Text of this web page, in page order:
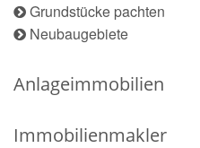
Grundstücke pachten
Neubaugebiete
Anlageimmobilien
Immobilienmakler